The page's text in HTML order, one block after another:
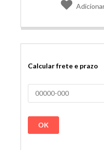
Calcular frete e prazo
OK